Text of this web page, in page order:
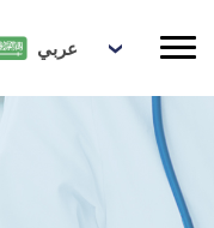
عربي